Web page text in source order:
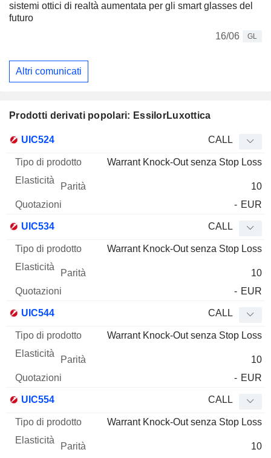
sistemi ottici di realtà aumentata per gli smart glasses del
futuro
16/06
GL
Altri comunicati
Prodotti derivati popolari: EssilorLuxottica
UIC524 CALL
Warrant Knock-Out senza Stop Loss
10
- EUR
UIC534 CALL
Warrant Knock-Out senza Stop Loss
10
- EUR
UIC544 CALL
Warrant Knock-Out senza Stop Loss
10
- EUR
UIC554 CALL
Warrant Knock-Out senza Stop Loss
10